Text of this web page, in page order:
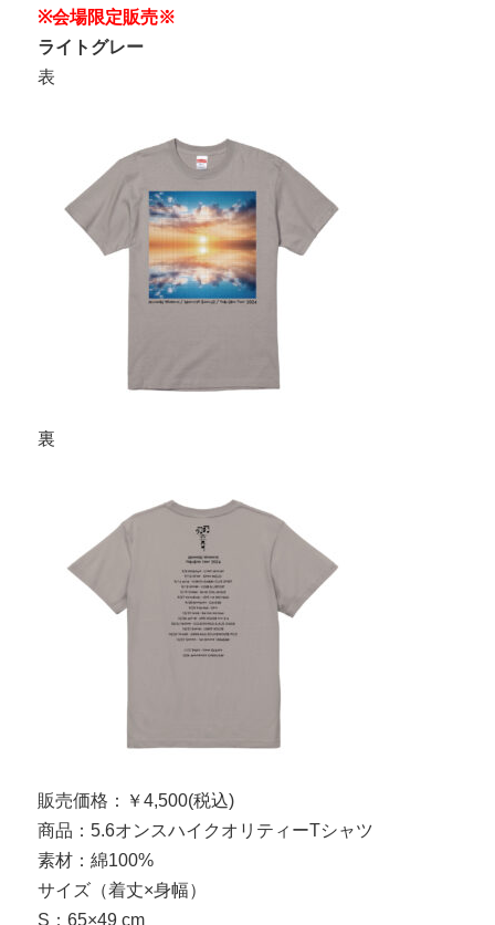
※会場限定販売※
ライトグレー
表
裏
販売価格：￥4,500(税込)
商品：5.6オンスハイクオリティーTシャツ
素材：綿100%
サイズ（着丈×身幅）
S：65×49 cm